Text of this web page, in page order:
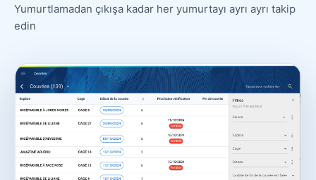
Yumurtlamadan çıkışa kadar her yumurtayı ayrı ayrı takip
edin